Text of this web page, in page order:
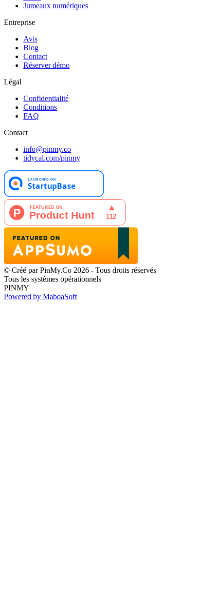
Jumeaux numériques
Entreprise
Avis
Blog
Contact
Réserver démo
Légal
Confidentialité
Conditions
FAQ
Contact
info@pinmy.co
tidycal.com/pinmy
© Créé par PinMy.Co 2026 - Tous droits réservés
Tous les systèmes opérationnels
PINMY
Powered by MaboaSoft